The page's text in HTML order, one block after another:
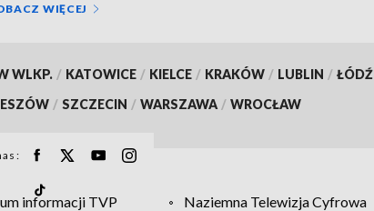
WIĘCEJ
WLKP. / KATOWICE / KIELCE / KRAKÓW / LUBLIN / ŁÓDŹ
/ SZCZECIN / WARSZAWA / WROCŁAW
informacji TVP Naziemna Telewizja Cyfrowa